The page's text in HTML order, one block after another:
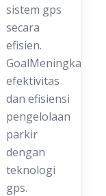
sistem gps
secara
efisien.
GoalMeningkatkan
efektivitas
dan efisiensi
pengelolaan
parkir
dengan
teknologi
gps.